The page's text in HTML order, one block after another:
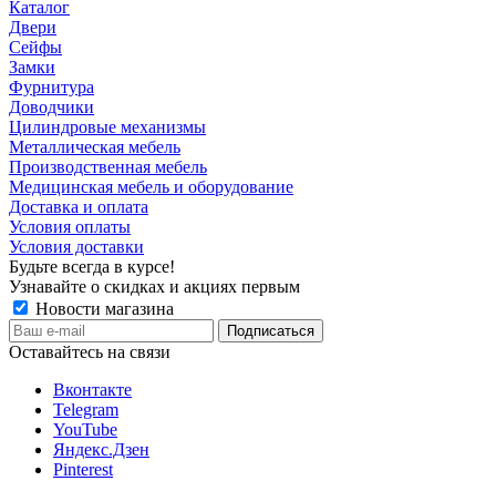
Каталог
Двери
Сейфы
Замки
Фурнитура
Доводчики
Цилиндровые механизмы
Металлическая мебель
Производственная мебель
Медицинская мебель и оборудование
Доставка и оплата
Условия оплаты
Условия доставки
Будьте всегда в курсе!
Узнавайте о скидках и акциях первым
Новости магазина
Оставайтесь на связи
Вконтакте
Telegram
YouTube
Яндекс.Дзен
Pinterest